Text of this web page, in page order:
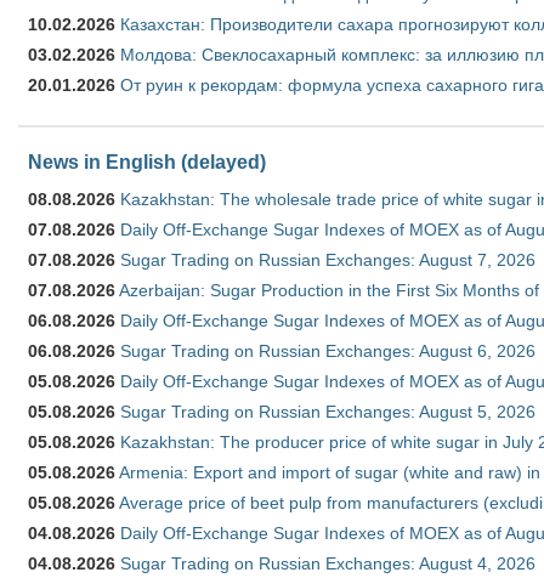
10.02.2026 Казахстан: Производители сахара прогнозируют
03.02.2026 Молдова: Свеклосахарный комплекс: за иллюзию
20.01.2026 От руин к рекордам: формула успеха сахарного
News in English (delayed)
08.08.2026 Kazakhstan: The wholesale trade price of white sugar
07.08.2026 Daily Off-Exchange Sugar Indexes of MOEX as of
07.08.2026 Sugar Trading on Russian Exchanges: August 7, 2026
07.08.2026Azerbaijan: Sugar Production in the First Six Months of
06.08.2026 Daily Off-Exchange Sugar Indexes of MOEX as of
06.08.2026 Sugar Trading on Russian Exchanges: August 6, 2026
05.08.2026 Daily Off-Exchange Sugar Indexes of MOEX as of
05.08.2026 Sugar Trading on Russian Exchanges: August 5, 2026
05.08.2026 Kazakhstan: The producer price of white sugar in July
05.08.2026Armenia: Export and import of sugar (white and raw)
05.08.2026Average price of beet pulp from manufacturers
04.08.2026 Daily Off-Exchange Sugar Indexes of MOEX as of
04.08.2026 Sugar Trading on Russian Exchanges: August 4, 2026